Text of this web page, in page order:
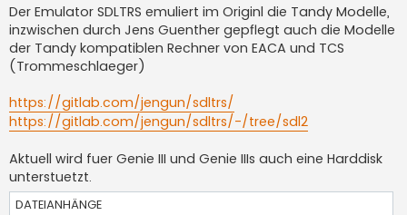
i
t
r
a
g
Der Emulator SDLTRS emuliert im Originl die Tandy Modelle,
inzwischen durch Jens Guenther gepflegt auch die Modelle
der Tandy kompatiblen Rechner von EACA und TCS
(Trommeschlaeger)
https://gitlab.com/jengun/sdltrs/
https://gitlab.com/jengun/sdltrs/-/tree/sdl2
Aktuell wird fuer Genie III und Genie IIIs auch eine Harddisk
unterstuetzt.
DATEIANHÄNGE